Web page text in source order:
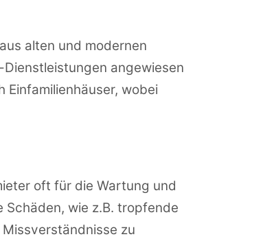
alten und modernen
angewiesen
Einfamilienhäuser, wobei
oft für die Wartung und
wie z.B. tropfende
zu